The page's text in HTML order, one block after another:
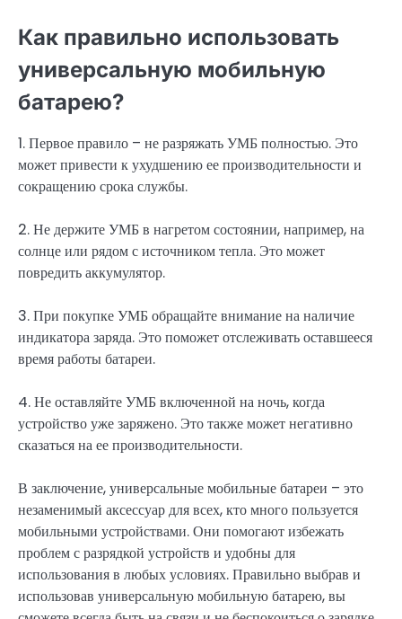
Как правильно использовать
универсальную мобильную
батарею?
1. Первое правило – не разряжать УМБ полностью. Это
может привести к ухудшению ее производительности и
сокращению срока службы.
2. Не держите УМБ в нагретом состоянии, например, на
солнце или рядом с источником тепла. Это может
повредить аккумулятор.
3. При покупке УМБ обращайте внимание на наличие
индикатора заряда. Это поможет отслеживать оставшееся
время работы батареи.
4. Не оставляйте УМБ включенной на ночь, когда
устройство уже заряжено. Это также может негативно
сказаться на ее производительности.
В заключение, универсальные мобильные батареи – это
незаменимый аксессуар для всех, кто много пользуется
мобильными устройствами. Они помогают избежать
проблем с разрядкой устройств и удобны для
использования в любых условиях. Правильно выбрав и
использовав универсальную мобильную батарею, вы